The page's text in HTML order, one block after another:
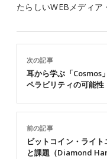
たらしいWEBメディア
前の記事
ビットコイン・ライ
と課題（Diamond
次の記事
耳から学ぶ「Cosmos
ペラビリティの可能性